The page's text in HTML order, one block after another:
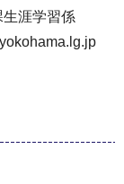
涯学習係